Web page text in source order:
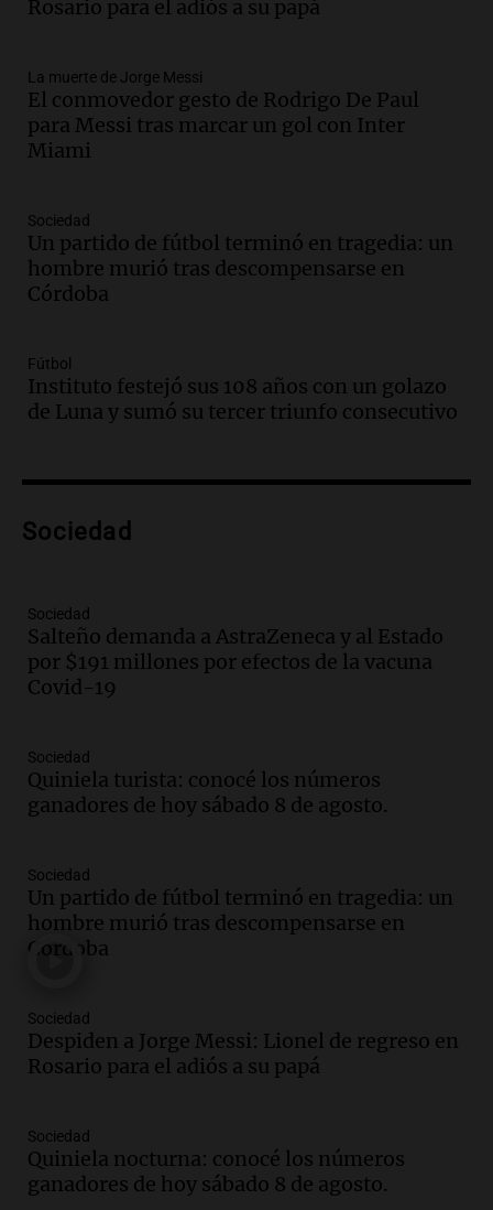
Rosario para acompañar a su familia
Episodios
Audio.Ley de Propiedad Privada: el revés
en el Congreso expuso una debilidad
comunicacional del Gobierno
Episodios
Audio.Casabindo se prepara para una
celebración única: 30.000 turistas y el
tradicional Toreo de la Vincha
Audio.Borges, abogada de Pourrain:
"Tres hombres se lo llevaron para
hacerle preguntas y nunca regresó"
Episodios
metros del río Suquía y retiraron hasta
Episodios
Audio.La historia de la servilleta que
firmó Jorge Messi para el primer
contrato de Leo con Barcelona
Audio.Joan Gaspart: "Sin Jorge, no sé si
Messi hubiera llegado adonde llegó"
Audio.El orgullo y el sueño argentino de
Jorge Messi en una entrevista con Rony
Vargas en 2007
Audio.El abuelo de Agostina Vega, tras
las nuevas detenciones: "En esa casa
Episodios
Audio.Una nutricionista derribó el mito
del desayuno ideal: qué alimentos
Rosario para el adiós a su papá
La muerte de Jorge Messi
El conmovedor gesto de Rodrigo De Paul
para Messi tras marcar un gol con Inter
Miami
Sociedad
Un partido de fútbol terminó en tragedia: un
hombre murió tras descompensarse en
Córdoba
Fútbol
Instituto festejó sus 108 años con un golazo
de Luna y sumó su tercer triunfo consecutivo
Sociedad
Sociedad
Salteño demanda a AstraZeneca y al Estado
por $191 millones por efectos de la vacuna
Covid-19
Sociedad
Quiniela turista: conocé los números
ganadores de hoy sábado 8 de agosto.
Sociedad
Un partido de fútbol terminó en tragedia: un
hombre murió tras descompensarse en
Córdoba
Sociedad
Despiden a Jorge Messi: Lionel de regreso en
Rosario para el adiós a su papá
Sociedad
Quiniela nocturna: conocé los números
ganadores de hoy sábado 8 de agosto.